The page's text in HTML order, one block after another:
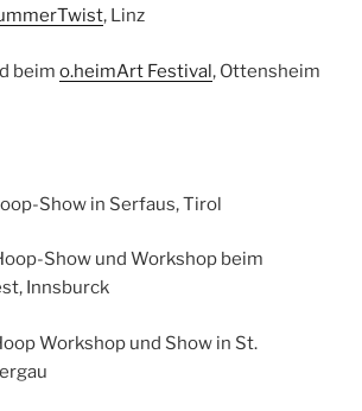
, Linz
beim o.heimArt Festival, Ottensheim
Show in Serfaus, Tirol
Show und Workshop beim
Innsburck
Workshop und Show in St.